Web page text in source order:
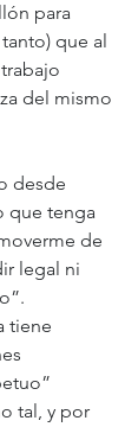
para
que al
del mismo
desde
que tenga
de
legal ni
tiene
tal, y por